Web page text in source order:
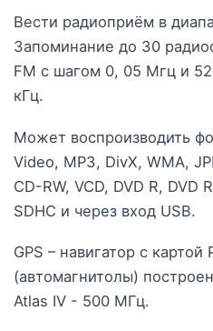
Вести радиоприём в
Запоминание до 30
FM c шагом 0, 05 Мгц и
кГц.
Может воспроизводить
Video, MP3, DivX, WMA,
CD-RW, VCD, DVD R, DVD
SDHC и через вход USB.
GPS – навигатор с картой
(автомагнитолы)
Atlas IV - 500 МГц.